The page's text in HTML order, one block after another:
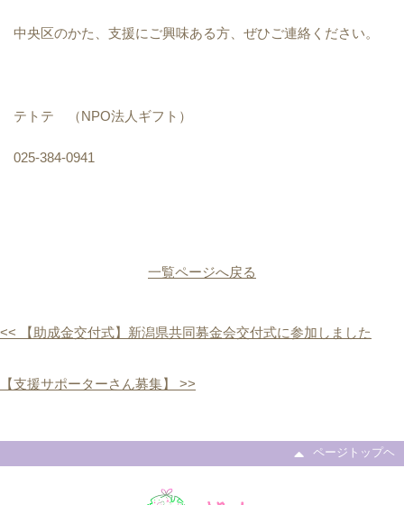
中央区のかた、支援にご興味ある方、ぜひご連絡ください。
テトテ （NPO法人ギフト）
025-384-0941
一覧ページへ戻る
<< 【助成金交付式】新潟県共同募金会交付式に参加しました
【支援サポーターさん募集】 >>
ページトップヘ